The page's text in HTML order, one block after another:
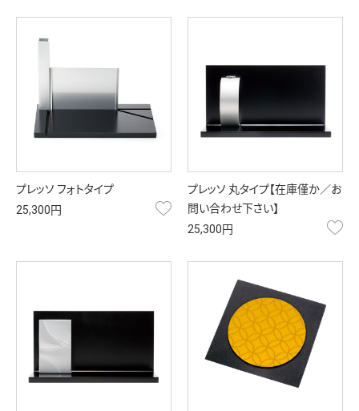
プレッソ フォトタイプ
25,300円
お気に入り
プレッソ 丸タイプ【在庫僅か／お
問い合わせ下さい】
25,300円